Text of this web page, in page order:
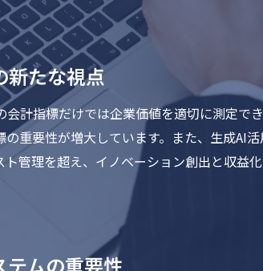
新たな視点
計指標だけでは企業価値を適切に測定で
重要性が増大しています。また、生成AI
管理を超え、イノベーション創出と収益
ムの重要性